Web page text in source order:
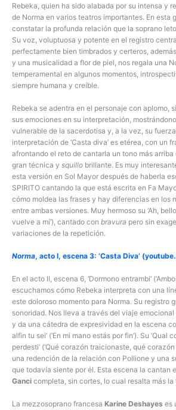
Rebeka, quien ha sido alabada por su intensa y
de Norma en varios teatros importantes. En esta
constatar la profunda relación que la soprano
Su voz, voluptuosa y potente en el registro
perfectamente bien timbrados y certeros,
y una musicalidad a flor de piel, nos regala una
temperamental en algunos momentos,
siempre humana y creíble.
Rebeka se adentra en el personaje con aplomo,
sus emociones en su interpretación,
vulnerable de la sacerdotisa y, a la vez, su
interpretación de ‘Casta diva’ es etérea, con un
afrontando el reto de cantarla un tono más
gran técnica y squillo brillante. Es muy
esta versión en Sol Mayor después de haberla
SPIRITO cantando la que está escrita en Fa
cómo moldea las frases y hay diferencias en los
entre ambas versiones. Muy hermoso su ‘Ah, bello
vuelve a mí’), cantado con bravura pero sin
variaciones de la repetición.
Norma, acto I, escena 3: ‘Casta Diva’
En el acto II, escena 6, ‘Dormono entrambi’
escuchamos cómo Rebeka interpreta con una
este doloroso momento para Norma. Su registro
sonoridad. Nos lleva a través del viaje
y da una cátedra de expresividad en la escena
alfin tu sei’ (‘En mi mano estás por fin’). Su ‘Qual
perdesti’ (‘Qué corazón traicionaste, qué
una redención de la relación con Pollione y una
que todavía siente por él. Esta escena la cantan
Ganci completa, sin cortes, lo cual resalta más
La mezzosoprano francesa Karine Deshayes es